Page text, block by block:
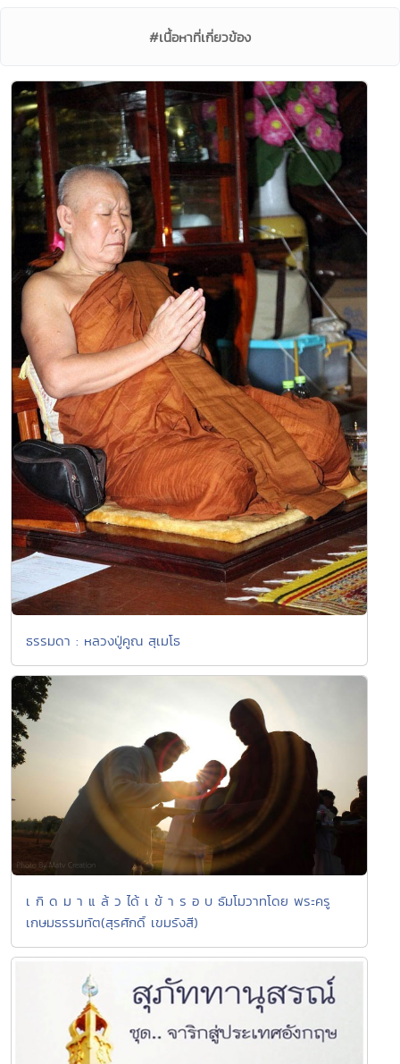
#เนื้อหาที่เกี่ยวข้อง
ธรรมดา : หลวงปู่คูณ สุเมโธ
เ กิ ด ม า แ ล้ ว ได้ เ ข้ า ร อ บ ธัมโมวาทโดย พระครู
เกษมธรรมทัต(สุรศักดิ์ เขมรังสี)